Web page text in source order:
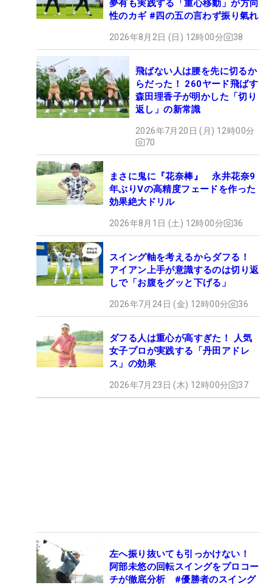
夢有も実践する「重心移動」が方向
性のカギ #四の五の言わず振り氣れ
2026年8月2日 (日) 12時00分 38
飛ばない人は腰を先に切るか
らだった！ 260ヤード飛ばす
森田理香子が明かした「切り
返し」の新常識
2026年7月20日 (月) 12時00分
70
まさに鬼に『花奈棒』 永井花奈9
年ぶりVの高精度フェードを作った
効果絶大ドリル
2026年8月1日 (土) 12時00分 36
スイング軸を考えるからダフる！
アイアン上手が意識するのは切り返
しで「お腹をグッと下げる」
2026年7月24日 (金) 12時00分 36
ダフる人は重心が高すぎた！ 人気
女子プロが実践する「丹田アドレ
ス」の効果
2026年7月23日 (木) 12時00分 37
左へ振り抜いても引っかけない！
阿部未悠の回転スイングをプロコー
チが徹底分析 #優勝者のスイング